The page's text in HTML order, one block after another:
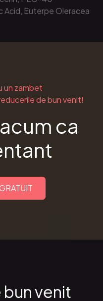
Acid, Euterpe Oleracea
un zambet
de bun venit!
ca
venit